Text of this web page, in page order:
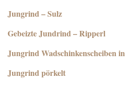
Jungrind – Sulz
Gebeizte Jundrind – Ripperl
Jungrind Wadschinkenscheiben in
Jungrind pörkelt